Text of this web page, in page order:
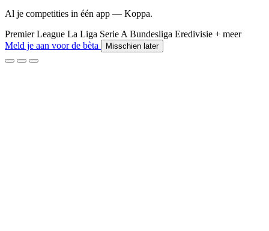
Al je competities in één app — Koppa.
Premier League La Liga Serie A Bundesliga Eredivisie + meer
Meld je aan voor de bèta
Misschien later